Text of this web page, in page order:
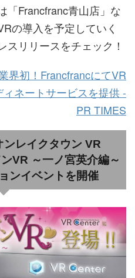
「Francfranc青山店」な
の導入を予定していく
スリリースをチェック！
界初！FrancfrancにてVR
ネートサービスを提供 -
PR TIMES
レイクタウン VR
VR ～一ノ宮英介編～
ンイベントを開催